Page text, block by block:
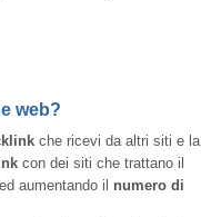
web?
che ricevi da altri siti e la
con dei siti che trattano il
ed aumentando il numero di